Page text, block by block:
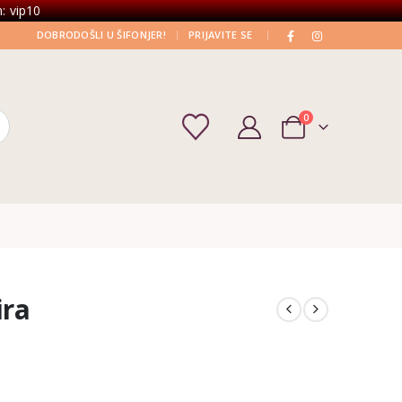
vip10
DOBRODOŠLI U ŠIFONJER! | PRIJAVITE SE |
0